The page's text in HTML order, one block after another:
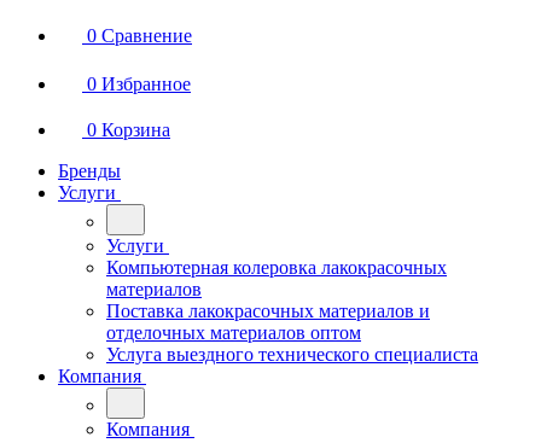
0 Сравнение
0 Избранное
0 Корзина
Бренды
Услуги
Услуги
Компьютерная колеровка лакокрасочных
материалов
Поставка лакокрасочных материалов и
отделочных материалов оптом
Услуга выездного технического специалиста
Компания
Компания